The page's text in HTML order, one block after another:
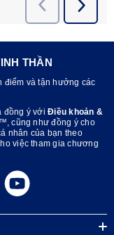
THẦN
điểm và tận hưởng các
đồng ý với Điều khoản &
cũng như đồng ý cho
nhân của bạn theo
việc tham gia chương